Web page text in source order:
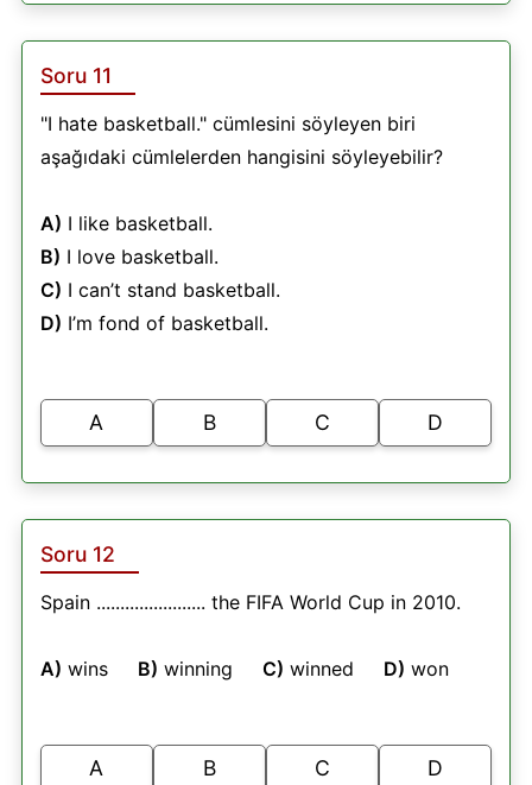
Soru 11
"I hate basketball." cümlesini söyleyen biri
aşağıdaki cümlelerden hangisini söyleyebilir?
A) I like basketball.
B) I love basketball.
C) I can’t stand basketball.
D) I’m fond of basketball.
A B C D
Soru 12
Spain ....................... the FIFA World Cup in 2010.
A) wins B) winning C) winned D) won
A B C D